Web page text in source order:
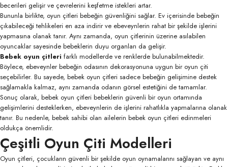
becerileri gelişir ve çevrelerini keşfetme istekleri artar.
Bununla birlikte, oyun çitleri bebeğin güvenliğini sağlar. Ev içerisinde bebeğin
çıkabileceği tehlikeleri en aza indirir ve ebeveynlerin rahat bir şekilde işlerini
yapmasına olanak tanır. Aynı zamanda, oyun çitlerinin üzerine asılabilen
oyuncaklar sayesinde bebeklerin duyu organları da gelişir.
Bebek oyun çitleri farklı modellerde ve renklerde bulunabilmektedir.
Böylece, ebeveynler bebeğin odasının dekorasyonuna uygun bir oyun çiti
seçebilirler. Bu sayede, bebek oyun çitleri sadece bebeğin gelişimine destek
sağlamakla kalmaz, aynı zamanda odanın görsel estetiğini de tamamlar.
Sonuç olarak, bebek oyun çitleri bebeklerin güvenli bir oyun ortamında
gelişimlerini desteklerken, ebeveynlerin de işlerini rahatlıkla yapmalarına olanak
tanır. Bu nedenle, bebek sahibi olan ailelerin bebek oyun çitleri edinmeleri
oldukça önemlidir.
Çeşitli Oyun Çiti Modelleri
Oyun çitleri, çocukların güvenli bir şekilde oyun oynamalarını sağlayan ve aynı